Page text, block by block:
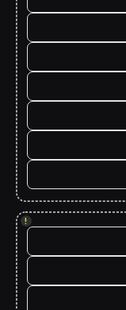
!